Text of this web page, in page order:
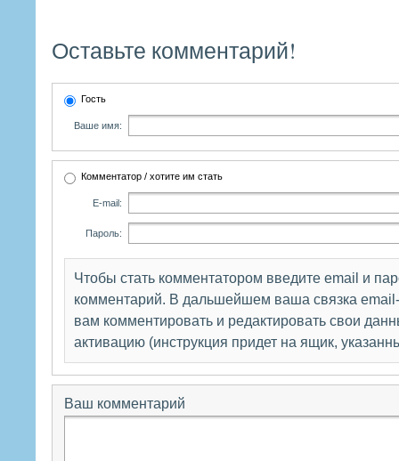
Оставьте комментарий!
Гость
Ваше имя:
Комментатор / хотите им стать
E-mail:
Пароль:
Чтобы стать комментатором введите email и
комментарий. В дальшейшем ваша связка
вам комментировать и редактировать свои
активацию (инструкция придет на ящик,
Ваш комментарий